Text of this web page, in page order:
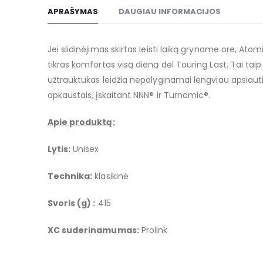
the
of
the
images
gallery
APRAŠYMAS
Jei slidinėjimas skirtas leisti laiką gryname ore,
tikras komfortas visą dieną dėl Touring Last. Tai
užtrauktukas leidžia nepalyginamai lengviau
apkaustais, įskaitant NNN® ir Turnamic®.
Apie produktą:
Lytis: Unisex
Technika: klasikinė
Svoris (g) : 415
XC suderinamumas:Prolink
DAUGIAU INFORMACIJOS